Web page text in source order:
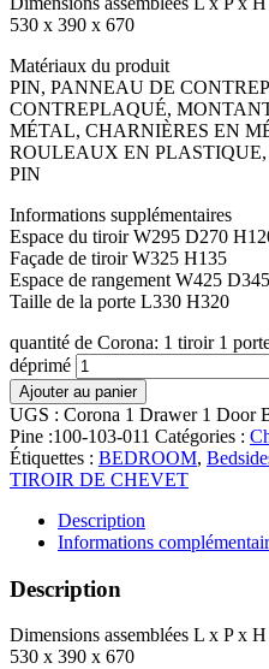
530 x 390 x 670
Matériaux du produit
PIN, PANNEAU DE
CONTREPLAQUÉ,
MÉTAL, CHARNIÈRES EN
ROULEAUX EN
PIN
Informations supplémentaires
Espace du tiroir W295 D270
Façade de tiroir W325 H135
Espace de rangement W425
Taille de la porte L330 H320
quantité de Corona: 1 tiroir 1
déprimé
Ajouter au panier
UGS : Corona 1 Drawer 1 Door
Pine :100-103-011 Catégories :
Étiquettes : BEDROOM,
TIROIR DE CHEVET
Description
Informations
Description
Dimensions assemblées L x P x
530 x 390 x 670